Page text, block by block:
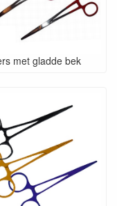
met gladde bek